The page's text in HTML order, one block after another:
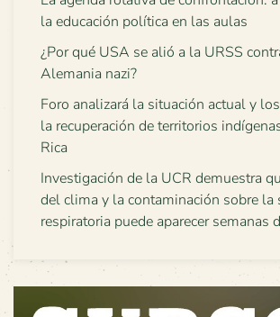
la educación política en las aulas
¿Por qué USA se alió a la URSS
Alemania nazi?
Foro analizará la situación actual y
la recuperación de territorios
Rica
Investigación de la UCR demuestra
del clima y la contaminación sobre la
respiratoria puede aparecer semanas